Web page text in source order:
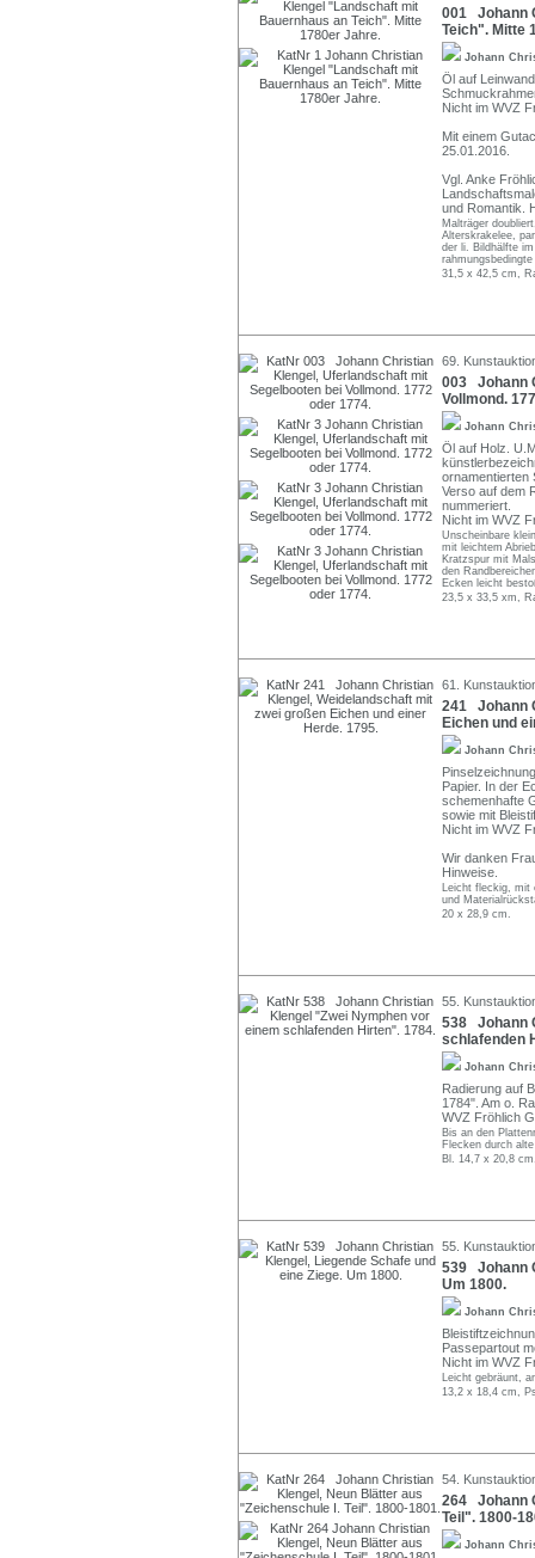
001 Johann
Teich". Mitte
Johann
Öl auf
Nicht im WVZ
Mit einem
25.01.2016.
Vgl. Anke
und Romantik.
Malträger
Alterskrakelee,
der li. Bildhälfte
31,5 x 42,5 cm,
69.
003 Johann
Vollmond.
Johann
Öl auf Holz.
ornamentierten
Verso auf dem
nummeriert.
Nicht im WVZ
Unscheinbare
mit leichtem
Kratzspur mit
den
Ecken leicht
23,5 x 33,5 xm,
61.
241 Johann
Eichen und
Johann
Papier. In der
schemenhafte
sowie mit
Nicht im WVZ
Wir danken
Hinweise.
Leicht fleckig, mit
und
20 x 28,9 cm.
55.
538 Johann
schlafenden
Johann
Radierung auf
1784". Am o.
WVZ Fröhlich
Bis an den
Flecken durch
Bl. 14,7 x 20,8
55.
539 Johann
Um 1800.
Johann
Passepartout
Nicht im WVZ
Leicht gebräunt,
13,2 x 18,4 cm,
54.
264 Johann
Teil". 1800-
Johann